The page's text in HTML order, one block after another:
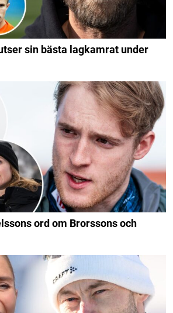
sin bästa lagkamrat under
ord om Brorssons och